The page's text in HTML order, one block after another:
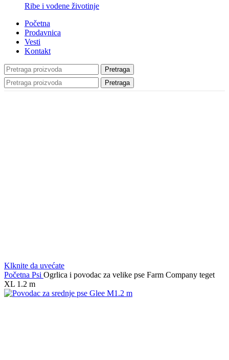
Ribe i vodene životinje
Početna
Prodavnica
Vesti
Kontakt
Pretraga
Pretraga
Klknite da uvećate
Početna Psi Ogrlica i povodac za velike pse Farm Company teget
XL 1.2 m